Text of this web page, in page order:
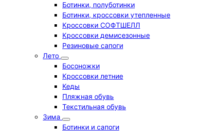
Ботинки, полуботинки
Ботинки, кроссовки утепленные
Кроссовки СОФТШЕЛЛ
Кроссовки демисезонные
Резиновые сапоги
Лето
Босоножки
Кроссовки летние
Кеды
Пляжная обувь
Текстильная обувь
Зима
Ботинки и сапоги